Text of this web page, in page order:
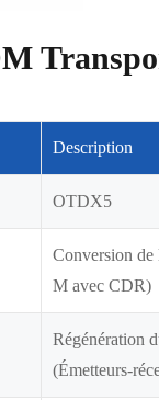
Description
OTDX5
Conversion de
M avec CDR)
Régénération
(Émetteurs-